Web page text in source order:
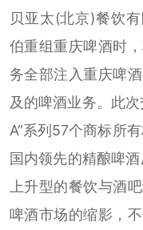
贝亚太(北京)餐饮
伯重组重庆啤酒时
务全部注入重庆啤
及的啤酒业务。此
A”系列57个商标所
国内领先的精酿啤
上升型的餐饮与酒
啤酒市场的缩影，